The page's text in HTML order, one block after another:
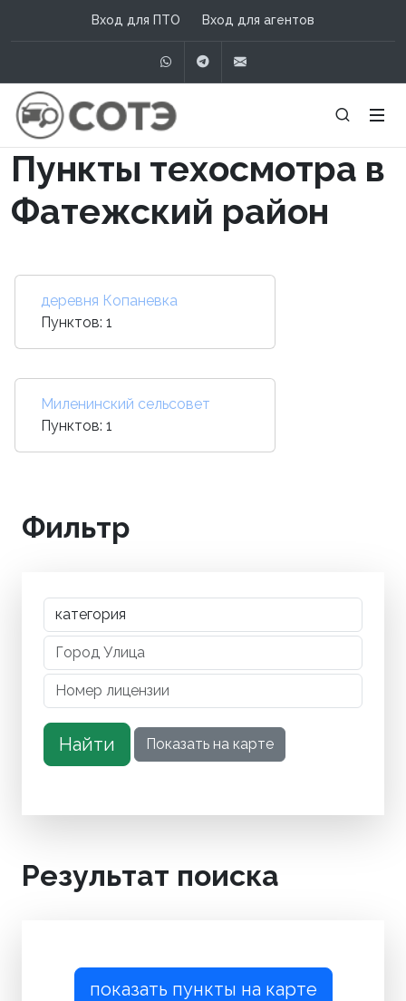
Вход для ПТО Вход для агентов
WhatsAppTelegram
Пункты техосмотра в
Фатежский район
деревня Копаневка
Пунктов: 1
Миленинский сельсовет
Пунктов: 1
Фильтр
Результат поиска
показать пункты на карте